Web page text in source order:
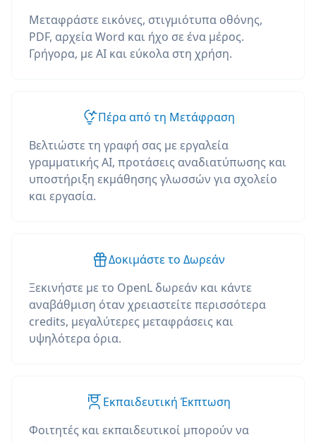
Μεταφράστε εικόνες, στιγμιότυπα οθόνης,
PDF, αρχεία Word και ήχο σε ένα μέρος.
Γρήγορα, με AI και εύκολα στη χρήση.
Πέρα από τη Μετάφραση
Βελτιώστε τη γραφή σας με εργαλεία
γραμματικής AI, προτάσεις αναδιατύπωσης και
υποστήριξη εκμάθησης γλωσσών για σχολείο
και εργασία.
Δοκιμάστε το Δωρεάν
Ξεκινήστε με το OpenL δωρεάν και κάντε
αναβάθμιση όταν χρειαστείτε περισσότερα
credits, μεγαλύτερες μεταφράσεις και
υψηλότερα όρια.
Εκπαιδευτική Έκπτωση
Φοιτητές και εκπαιδευτικοί μπορούν να